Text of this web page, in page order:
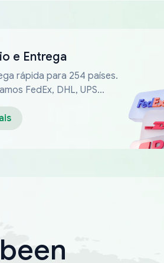
e Entrega
rápida para 254 países.
FedEx, DHL, UPS...